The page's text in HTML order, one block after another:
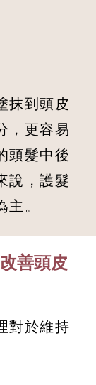
抹到頭皮
，更容易
頭髮中後
說，護髮
。
善頭皮
對於維持